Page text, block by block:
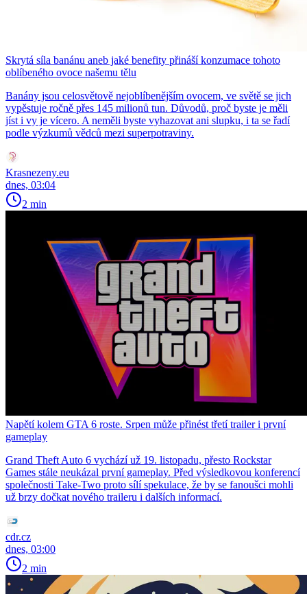
Skrytá síla banánu aneb jaké benefity přináší konzumace tohoto
oblíbeného ovoce našemu tělu
Banány jsou celosvětově nejoblíbenějším ovocem, ve světě se jich
vypěstuje ročně přes 145 milionů tun. Důvodů, proč byste je měli
jíst i vy je vícero. A neměli byste vyhazovat ani slupku, i ta se řadí
podle výzkumů vědců mezi superpotraviny.
Krasnezeny.eu
dnes, 03:04
2 min
Napětí kolem GTA 6 roste. Srpen může přinést třetí trailer i první
gameplay
Grand Theft Auto 6 vychází už 19. listopadu, přesto Rockstar
Games stále neukázal první gameplay. Před výsledkovou konferencí
společnosti Take-Two proto sílí spekulace, že by se fanoušci mohli
už brzy dočkat nového traileru i dalších informací.
cdr.cz
dnes, 03:00
2 min